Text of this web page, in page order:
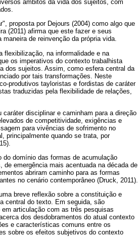
âmbitos da vida dos sujeitos, com
proposta por Dejours (2004) como algo que
(2011) afirma que este fazer e seus
de reinvenção da própria vida.
flexibilização, na informalidade e na
os imperativos do contexto trabalhista
dos sujeitos. Assim, como esfera central da
por tais transformações. Neste
produtivos tayloristas e fordistas de caráter
traduzidas pela flexibilidade de relações,
disciplinar e caminham para a direção
de competitividade, exigências e
para vivências de sofrimento no
principalmente quando se trata, por
do domínio das formas de acumulação
emergência mais acentuada na década de
abriram caminho para as formas
no cenário contemporâneo (Druck, 2011).
breve reflexão sobre a constituição e
central do texto. Em seguida, são
articulação com as três pesquisas
dos desdobramentos do atual contexto
e características comuns entre os
sobre os efeitos subjetivos do contexto